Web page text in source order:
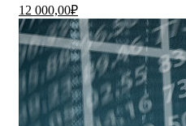
12 000,00₽